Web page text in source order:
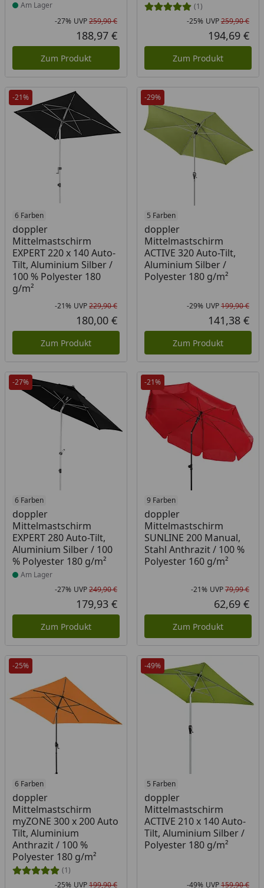
Am Lager
Rabatt in Prozent
-27%
Ursprünglicher Preis
UVP259,90 €
Aktueller Preis
188,97 €
Zum Produkt
(1)
-25% UVP259,90 €
194,69 €
Zum Produkt
-21%
6 Farben
doppler
Mittelmastschirm
EXPERT 220 x 140 Auto-
Tilt, Aluminium Silber /
100 % Polyester 180
g/m²
Rabatt in Prozent
-21%
Ursprünglicher Preis
UVP229,90 €
Aktueller Preis
180,00 €
Zum Produkt
-29%
5 Farben
doppler
Mittelmastschirm
ACTIVE 320 Auto-Tilt,
Aluminium Silber /
Polyester 180 g/m²
-29% UVP199,90 €
141,38 €
Zum Produkt
-27%
6 Farben
doppler
Mittelmastschirm
EXPERT 280 Auto-Tilt,
Aluminium Silber / 100
% Polyester 180 g/m²
Produkt am Lager
Am Lager
Rabatt in Prozent
-27%
Ursprünglicher Preis
UVP249,90 €
Aktueller Preis
179,93 €
Zum Produkt
-21%
9 Farben
doppler
Mittelmastschirm
SUNLINE 200 Manual,
Stahl Anthrazit / 100 %
Polyester 160 g/m²
-21% UVP79,99 €
62,69 €
Zum Produkt
-25%
6 Farben
doppler
Mittelmastschirm
myZONE 300 x 200 Auto
Tilt, Aluminium
Anthrazit / 100 %
Polyester 180 g/m²
(1)
-25% UVP199,90 €
-49%
5 Farben
doppler
Mittelmastschirm
ACTIVE 210 x 140 Auto-
Tilt, Aluminium Silber /
Polyester 180 g/m²
-49% UVP159,90 €